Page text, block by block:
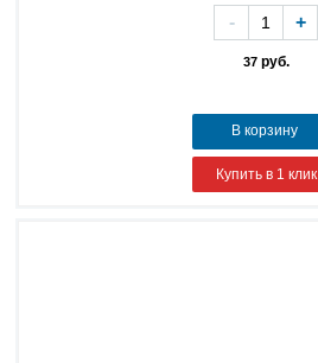
37руб.
- +
В корзину
Купить в 1 клик